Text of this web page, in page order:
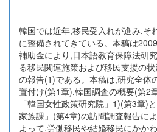
韓国では近年,移民受入れが進み,そ
に整備されてきている。本稿は
補助金により,日本語教育保障法研
る移民関連施策および移民支援の
の報告(1)である。本稿は,研究全体
置付け(第1章),韓国調査の概要(第2
「韓国女性政策研究院」1)(第3章)
家族課」(第4章)の訪問調査報告に
よって,労働移民や結婚移民にかか